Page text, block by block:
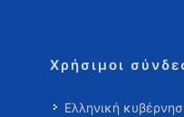
Χρήσιμοι
Ελληνική